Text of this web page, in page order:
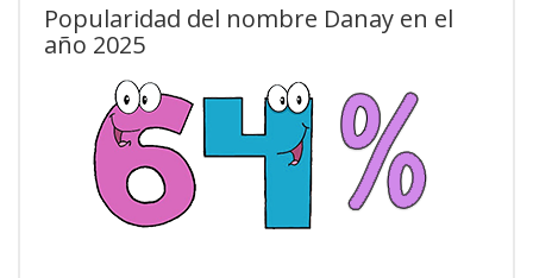
Popularidad del nombre Danay en el
año 2025